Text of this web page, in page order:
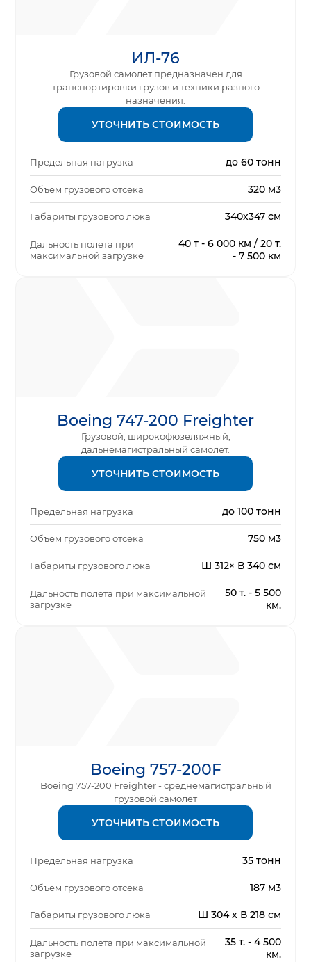
ИЛ-76
Грузовой самолет предназначен для
транспортировки грузов и техники разного
назначения.
УТОЧНИТЬ СТОИМОСТЬ
Предельная нагрузка до 60 тонн
Объем грузового отсека 320 м3
Габариты грузового люка 340х347 см
Дальность полета при
максимальной загрузке
40 т - 6 000 км / 20 т.
- 7 500 км
Boeing 747-200 Freighter
Грузовой, широкофюзеляжный,
дальнемагистральный самолет.
УТОЧНИТЬ СТОИМОСТЬ
Предельная нагрузка до 100 тонн
Объем грузового отсека 750 м3
Габариты грузового люка Ш 312× В 340 см
Дальность полета при максимальной
загрузке
50 т. - 5 500
км.
Boeing 757-200F
Boeing 757-200 Freighter - среднемагистральный
грузовой самолет
УТОЧНИТЬ СТОИМОСТЬ
Предельная нагрузка 35 тонн
Объем грузового отсека 187 м3
Габариты грузового люка Ш 304 x В 218 см
Дальность полета при максимальной
загрузке
35 т. - 4 500
км.